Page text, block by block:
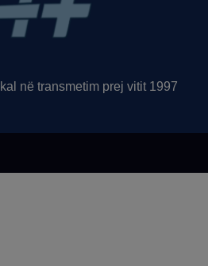
në transmetim prej vitit 1997